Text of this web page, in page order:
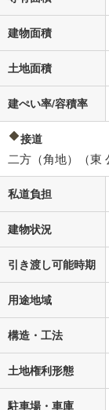
借り入れの際は各
す。
条件によってお借
不動
建物面積
土地面積
建ぺい率/容積率
接道
二方（角地）（東
私道負担
建物状況
引き渡し可能時期
用途地域
構造・工法
土地権利形態
駐車場・車庫